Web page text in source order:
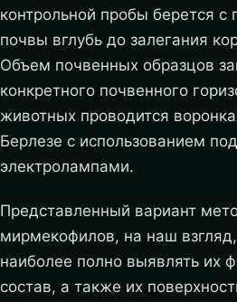
контрольной пробы берется с
почвы вглубь до залегания
Объем почвенных образцов
конкретного почвенного
животных проводится
Берлезе с использованием
электролампами.
Представленный вариант
мирмекофилов, на наш
наиболее полно выявлять их
состав, а также их